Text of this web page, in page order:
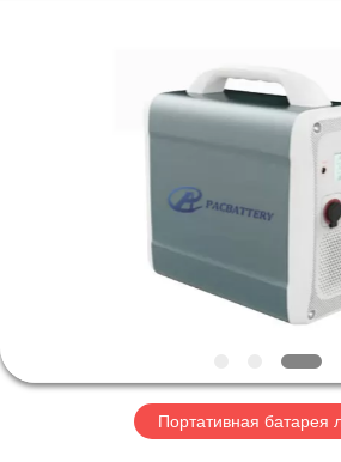
ПРОДУКТЫ
ПУТЕШЕСТВИЕ
ФАБРИКИПортативная батарея